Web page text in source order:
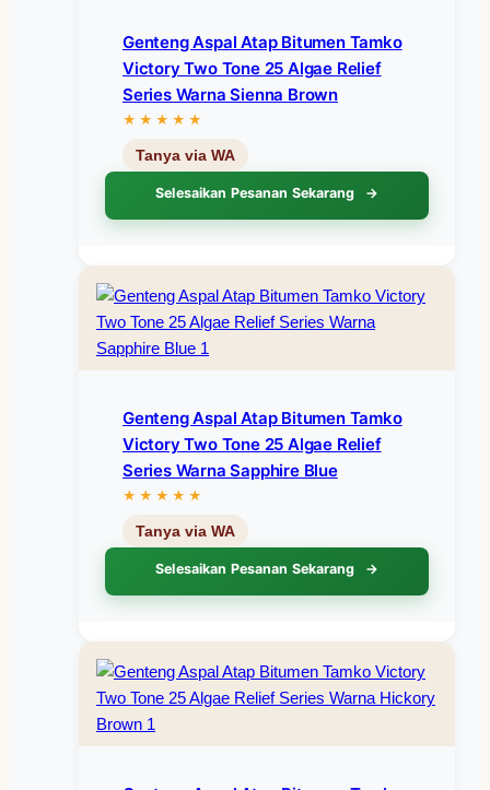
Genteng Aspal Atap Bitumen Tamko
Victory Two Tone 25 Algae Relief
Series Warna Sienna Brown
Selesaikan Pesanan Sekarang
Genteng Aspal Atap Bitumen Tamko
Victory Two Tone 25 Algae Relief
Series Warna Sapphire Blue
Selesaikan Pesanan Sekarang